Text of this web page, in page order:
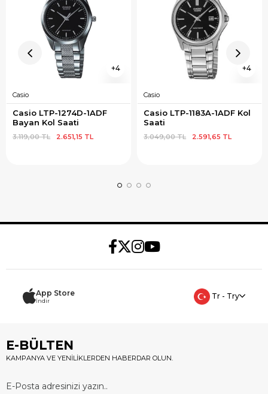
4
Casio
Casio LTP-1274D-1ADF
Bayan Kol Saati
2.651,15 TL
3.119,00 TL
4
Casio
Casio LTP-1183A-1ADF Kol
Saati
2.591,65 TL
3.049,00 TL
App Store
İndir
Tr - Try
E-BÜLTEN
KAMPANYA VE YENİLİKLERDEN HABERDAR OLUN.